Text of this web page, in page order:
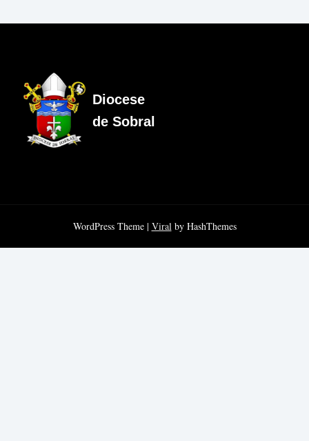
Diocese
de Sobral
WordPress Theme | Viral by HashThemes